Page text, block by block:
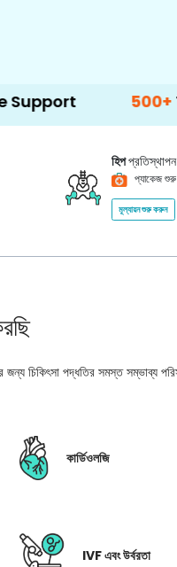
500+
হিপপ্রতিস্থাপন
প্যাকেজ শুরু
মূল্যায়ন শুরু করুন
জন্য চিকিৎসা পদ্ধতির সমস্ত সম্ভাব্য
কার্ডিওলজি
IVF এবং উর্বরতা